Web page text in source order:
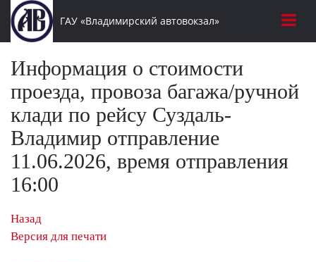
ГАУ «Владимирский автовокзал»
Информация о стоимости
проезда, провоза багажа/ручной
клади по рейсу Суздаль-
Владимир отправление
11.06.2026, время отправления
16:00
Назад
Версия для печати